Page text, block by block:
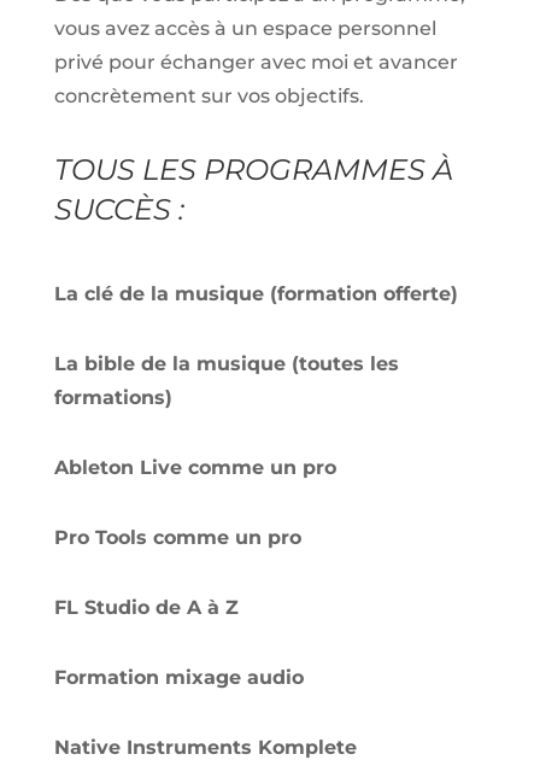
vous avez accès à un espace personnel
privé pour échanger avec moi et avancer
concrètement sur vos objectifs.
TOUS LES PROGRAMMES À
SUCCÈS :
La clé de la musique (formation offerte)
La bible de la musique (toutes les
formations)
Ableton Live comme un pro
Pro Tools comme un pro
FL Studio de A à Z
Formation mixage audio
Native Instruments Komplete